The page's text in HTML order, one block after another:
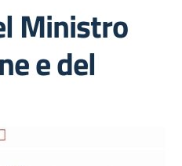
Ministro
e del